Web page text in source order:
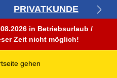
PRIVATKUNDE
in Betriebsurlaub /
Zeit nicht möglich!